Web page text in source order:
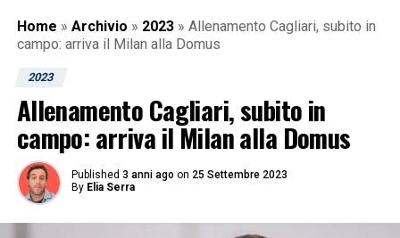
Home » Archivio » 2023 » Allenamento Cagliari, subito in
campo: arriva il Milan alla Domus
2023
Allenamento Cagliari, subito in
campo: arriva il Milan alla Domus
Published 3 anni ago on 25 Settembre 2023
By Elia Serra